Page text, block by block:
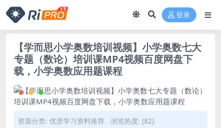
登录
【学而思小学奥数培训视频】小学奥数七大
专题（数论）培训课MP4视频百度网盘下
载，小学奥数应用题课程
资源分类: 优质学习资料推荐
浏览热度: (82)